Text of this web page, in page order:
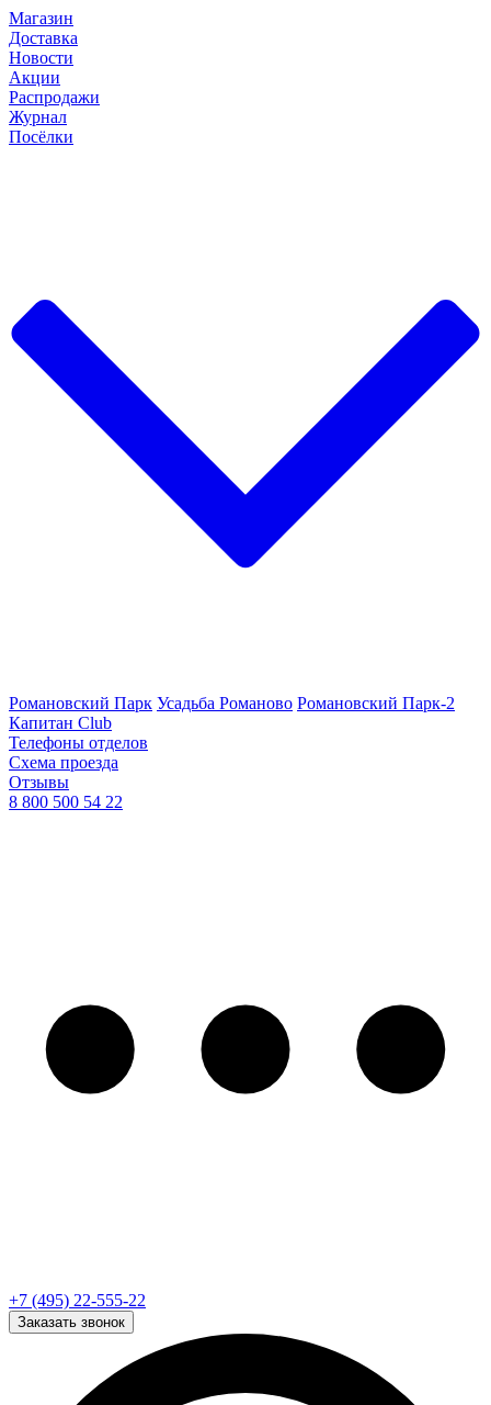
Магазин
Доставка
Новости
Акции
Распродажи
Журнал
Посёлки
Романовский Парк Усадьба Романово Романовский Парк-2
Капитан Club
Телефоны отделов
Схема проезда
Отзывы
8 800 500 54 22
+7 (495) 22-555-22
Заказать звонок